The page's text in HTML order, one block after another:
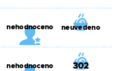
nehodnoceno neuvedeno
nehodnoceno 302